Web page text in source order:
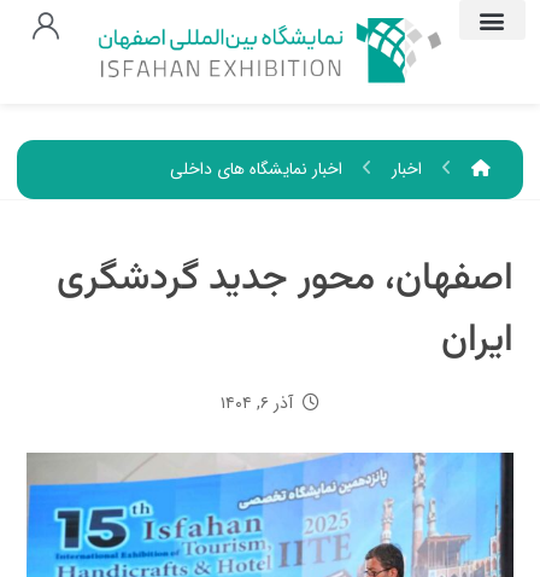
اخبار اخبار نمایشگاه های داخلی
اصفهان، محور جدید گردشگری
ایران
آذر ۶, ۱۴۰۴